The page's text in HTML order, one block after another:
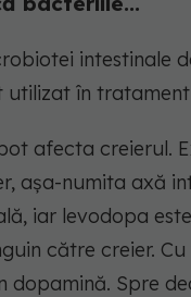
intestinale
în
afecta creierul.
așa-numita axă
iar levodopa
către creier. Cu
Spre